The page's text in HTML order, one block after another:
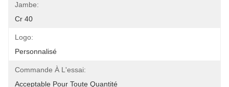
Jambe:
Cr 40
Logo:
Personnalisé
Commande À L'essai:
Acceptable Pour Toute Quantité